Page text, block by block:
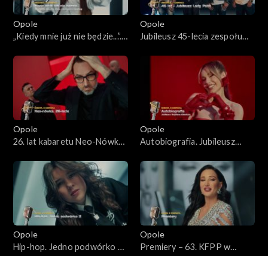
Opole 2025 – występy
Opole 2024
Opole 2024 – występy
Opole 2023
Opole 2021
Opole 2020
Opole 2019
Opole
„Kiedy mnie już nie będzie...”.
Umer i Agnieszce Osieckiej –
63. KFPP w Opolu
Opole
Jubileusz 45-lecia zespołu
Opole
26. lat kabaretu Neo-Nówka
Opole
Autobiografia. Jubileusz
KFPP w Opolu
Opole
Hip-hop. Jedno podwórko 2
Opole
Premiery – 63. KFPP w